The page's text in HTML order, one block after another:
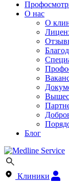
О нас
О
Блог
Клиники